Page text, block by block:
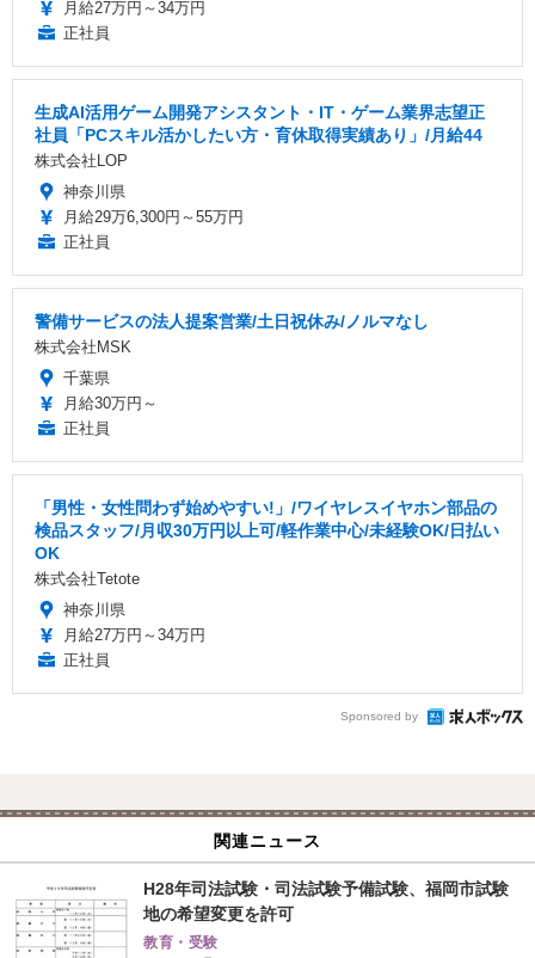
月給27万円～34万円
正社員
生成AI活用ゲーム開発アシスタント・IT・ゲーム業界志望正
社員「PCスキル活かしたい方・育休取得実績あり」/月給44
株式会社LOP
神奈川県
月給29万6,300円～55万円
正社員
警備サービスの法人提案営業/土日祝休み/ノルマなし
株式会社MSK
千葉県
月給30万円～
正社員
「男性・女性問わず始めやすい!」/ワイヤレスイヤホン部品の
検品スタッフ/月収30万円以上可/軽作業中心/未経験OK/日払い
OK
株式会社Tetote
神奈川県
月給27万円～34万円
正社員
Sponsored by
関連ニュース
H28年司法試験・司法試験予備試験、福岡市試験
地の希望変更を許可
教育・受験